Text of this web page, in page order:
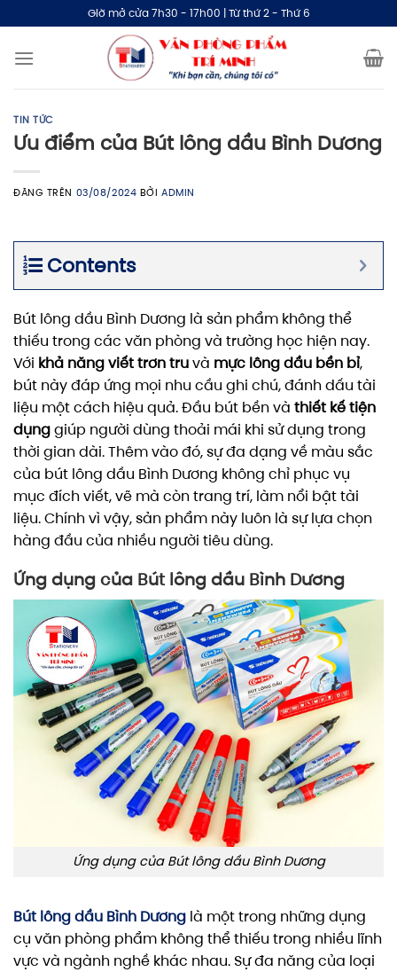
qua
nội
Giờ mở cửa 7h30 - 17h00 | Từ thứ 2 - Thứ 6
TIN TỨC
Ưu điểm của Bút lông dầu Bình Dương
ĐĂNG TRÊN 03/08/2024 BỞIADMIN
Contents
Bút lông dầu Bình Dương là sản phẩm không thể
thiếu trong các văn phòng và trường học hiện nay.
Với khả năng viết trơn truvà mực lông dầu bền bỉ,
bút này đáp ứng mọi nhu cầu ghi chú, đánh dấu tài
liệu một cách hiệu quả. Đầu bút bền và thiết kế tiện
dụnggiúp người dùng thoải mái khi sử dụng trong
thời gian dài. Thêm vào đó, sự đa dạng về màu sắc
của bút lông dầu Bình Dương không chỉ phục vụ
mục đích viết, vẽ mà còn trang trí, làm nổi bật tài
liệu. Chính vì vậy, sản phẩm này luôn là sự lựa chọn
hàng đầu của nhiều người tiêu dùng.
Ứng dụng của Bút lông dầu Bình Dương
Ứng dụng của Bút lông dầu Bình Dương
Bút lông dầu Bình Dương là một trong những dụng
cụ văn phòng phẩm không thể thiếu trong nhiều lĩnh
vực và ngành nghề khác nhau. Sự đa năng của loại